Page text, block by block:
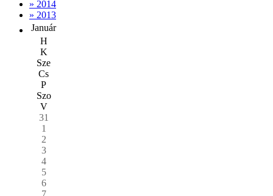
» 2014
» 2013
Január
H
K
Sze
Cs
P
Szo
V
31
1
2
3
4
5
6
7